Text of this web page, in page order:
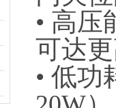
• 高压
可达
• 低